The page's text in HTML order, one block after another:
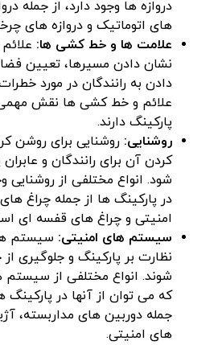
دروازه ها وجود دارد، از جمله
های اتوماتیک و دروازه های
علامت ها و خط کشی ها:
نشان دادن مسیرها، تعیین
دادن به رانندگان در مورد
علائم و خط کشی ها نقش
پارکینگ دارند.
روشنایی: روشنایی برای روشن
کردن آن برای رانندگان و
شود. انواع مختلفی از روشنایی
در پارکینگ ها از جمله چراغ
امنیتی و چراغ های قفسه ای
سیستم های امنیتی: سیستم
نظارت بر پارکینگ و جلوگیری
شوند. انواع مختلفی از سیستم
که می توان از آنها در پارکینگ
جمله دوربین های مداربسته،
های امنیتی.